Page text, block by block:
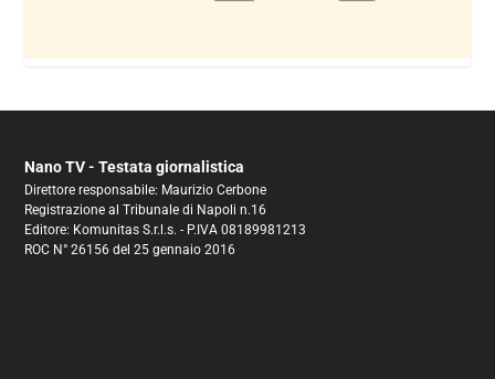
Nano TV - Testata giornalistica
Direttore responsabile: Maurizio Cerbone
Registrazione al Tribunale di Napoli n.16
Editore: Komunitas S.r.l.s. - P.IVA 08189981213
ROC N° 26156 del 25 gennaio 2016